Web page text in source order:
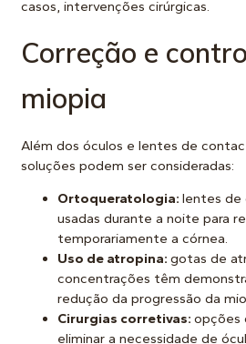
casos, intervenções cirúrgicas.
Correção e
miopia
Além dos óculos e lentes de
soluções podem ser consideradas:
Ortoqueratologia:lentes de
usadas durante a noite para
temporariamente a córnea.
Uso de atropina:gotas de
concentrações têm
redução da progressão da
Cirurgias corretivas:opções
eliminar a necessidade de